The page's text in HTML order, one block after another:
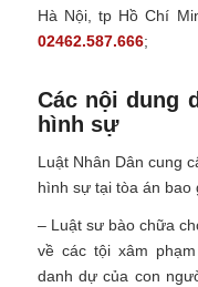
Hà Nội, tp Hồ Chí
02462.587.666;
Các nội dung
hình sự
Luật Nhân Dân cung
hình sự tại tòa án bao
– Luật sư bào chữa
về các tội xâm
danh dự của con